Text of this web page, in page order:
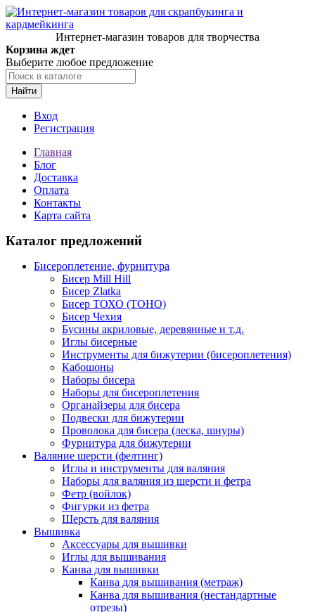
Интернет-магазин товаров для творчества
Корзина ждет
Выберите любое предложение
Найти
Вход
Регистрация
Главная
Блог
Доставка
Оплата
Контакты
Карта сайта
Каталог предложений
Бисероплетение, фурнитура
Бисер Mill Hill
Бисер Zlatka
Бисер ТОХО (TOHO)
Бисер Чехия
Бусины акриловые, деревянные и т.д.
Иглы бисерные
Инструменты для бижутерии (бисероплетения)
Кабошоны
Наборы бисера
Наборы для бисероплетения
Органайзеры для бисера
Подвески для бижутерии
Проволока для бисера (леска, шнуры)
Фурнитура для бижутерии
Валяние шерсти (фелтинг)
Иглы и инструменты для валяния
Наборы для валяния из шерсти и фетра
Фетр (войлок)
Фигурки из фетра
Шерсть для валяния
Вышивка
Аксессуары для вышивки
Иглы для вышивания
Канва для вышивки
Канва для вышивания (метраж)
Канва для вышивания (нестандартные
отрезы)